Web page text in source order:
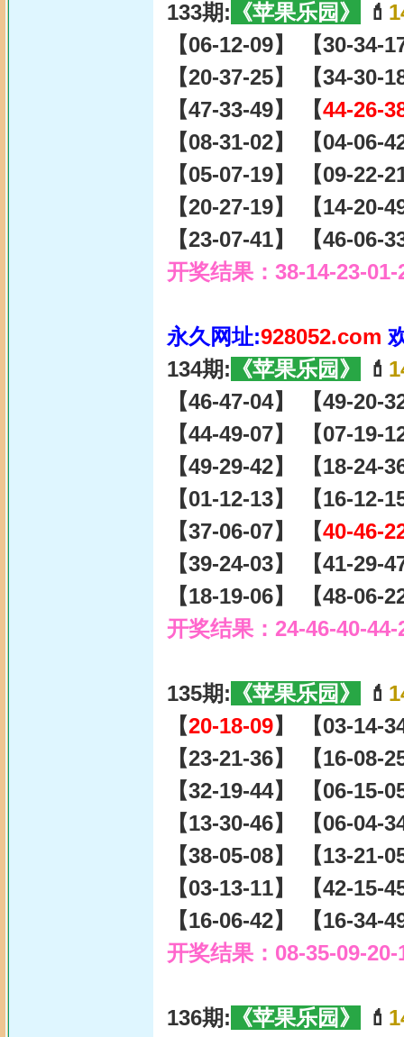
133期: 《苹果乐园》 💄
【06-12-09】 【30-34-
【20-37-25】 【34-30-
【47-33-49】 【44-26-
【08-31-02】 【04-06-
【05-07-19】 【09-22-
【20-27-19】 【14-20-
【23-07-41】 【46-06-
开奖结果：38-14-23-
永久网址:928052.com
134期: 《苹果乐园》 💄
【46-47-04】 【49-20-
【44-49-07】 【07-19-
【49-29-42】 【18-24-
【01-12-13】 【16-12-
【37-06-07】 【40-46-
【39-24-03】 【41-29-
【18-19-06】 【48-06-
开奖结果：24-46-40-
135期: 《苹果乐园》 💄
【20-18-09】 【03-14-
【23-21-36】 【16-08-
【32-19-44】 【06-15-
【13-30-46】 【06-04-
【38-05-08】 【13-21-
【03-13-11】 【42-15-
【16-06-42】 【16-34-
开奖结果：08-35-09-
136期: 《苹果乐园》 💄